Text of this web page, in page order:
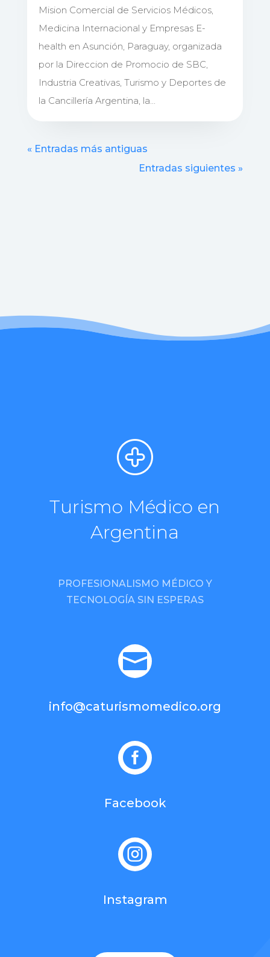
Mision Comercial de Servicios Médicos,
Medicina Internacional y Empresas E-
health en Asunción, Paraguay, organizada
por la Direccion de Promocio de SBC,
Industria Creativas, Turismo y Deportes de
la Cancillería Argentina, la...
« Entradas más antiguas
Entradas siguientes »
Turismo Médico en
Argentina
PROFESIONALISMO MÉDICO Y
TECNOLOGÍA SIN ESPERAS

info@caturismomedico.org

Facebook

Instagram